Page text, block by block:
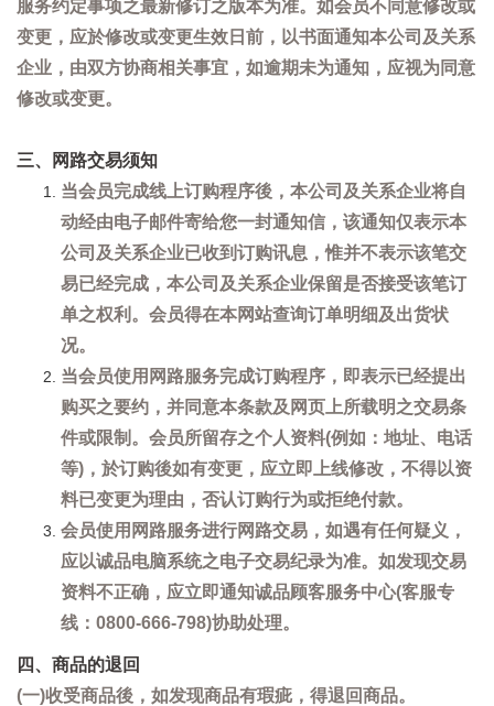
服务约定事项之最新修订之版本为准。如会员不同意修改或
变更，应於修改或变更生效日前，以书面通知本公司及关系
企业，由双方协商相关事宜，如逾期未为通知，应视为同意
修改或变更。
三、网路交易须知
当会员完成线上订购程序後，本公司及关系企业将自
动经由电子邮件寄给您一封通知信，该通知仅表示本
公司及关系企业已收到订购讯息，惟并不表示该笔交
易已经完成，本公司及关系企业保留是否接受该笔订
单之权利。会员得在本网站查询订单明细及出货状
况。
当会员使用网路服务完成订购程序，即表示已经提出
购买之要约，并同意本条款及网页上所载明之交易条
件或限制。会员所留存之个人资料(例如：地址、电话
等)，於订购後如有变更，应立即上线修改，不得以资
料已变更为理由，否认订购行为或拒绝付款。
会员使用网路服务进行网路交易，如遇有任何疑义，
应以诚品电脑系统之电子交易纪录为准。如发现交易
资料不正确，应立即通知诚品顾客服务中心(客服专
线：0800-666-798)协助处理。
四、商品的退回
(一)收受商品後，如发现商品有瑕疵，得退回商品。